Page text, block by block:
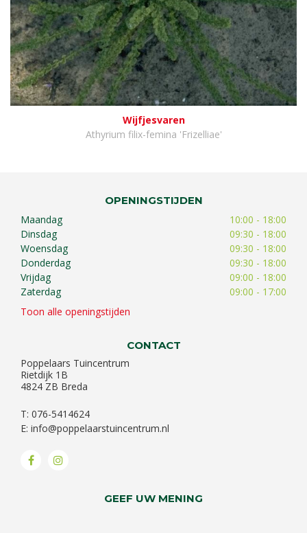
Wijfjesvaren
Athyrium filix-femina 'Frizelliae'
OPENINGSTIJDEN
Maandag
10:00 - 18:00
Dinsdag
09:30 - 18:00
Woensdag
09:30 - 18:00
Donderdag
09:30 - 18:00
Vrijdag
09:00 - 18:00
Zaterdag
09:00 - 17:00
Toon alle openingstijden
CONTACT
Poppelaars Tuincentrum
Rietdijk 1B
4824 ZB Breda
T: 076-5414624
E: info@poppelaarstuincentrum.nl
GEEF UW MENING